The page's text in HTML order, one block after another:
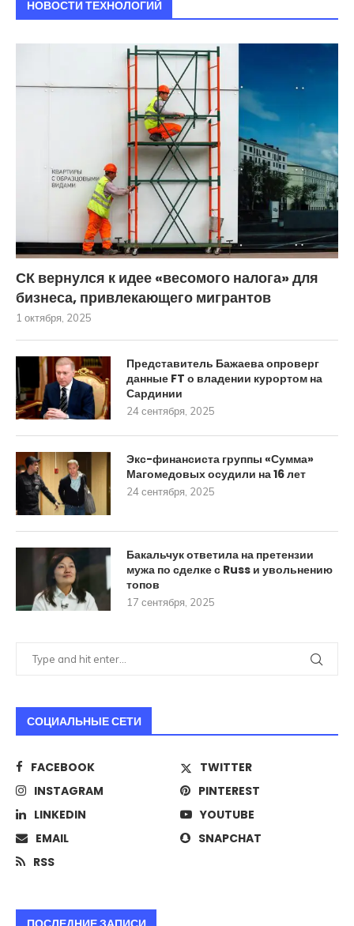
НОВОСТИ ТЕХНОЛОГИЙ
СК вернулся к идее «весомого налога» для
бизнеса, привлекающего мигрантов
1 октября, 2025
Представитель Бажаева опроверг
данные FT о владении курортом на
Сардинии
24 сентября, 2025
Экс-финансиста группы «Сумма»
Магомедовых осудили на 16 лет
24 сентября, 2025
Бакальчук ответила на претензии
мужа по сделке с Russ и увольнению
топов
17 сентября, 2025
СОЦИАЛЬНЫЕ СЕТИ
FACEBOOK
TWITTER
INSTAGRAM
PINTEREST
LINKEDIN
YOUTUBE
EMAIL
SNAPCHAT
RSS